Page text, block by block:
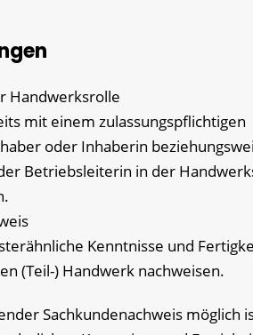
Handwerksrolle
mit einem zulassungspflichtigen
oder Inhaberin
Betriebsleiterin in der
Kenntnisse und
(Teil-) Handwerk nachweisen.
Sachkundenachweis möglich